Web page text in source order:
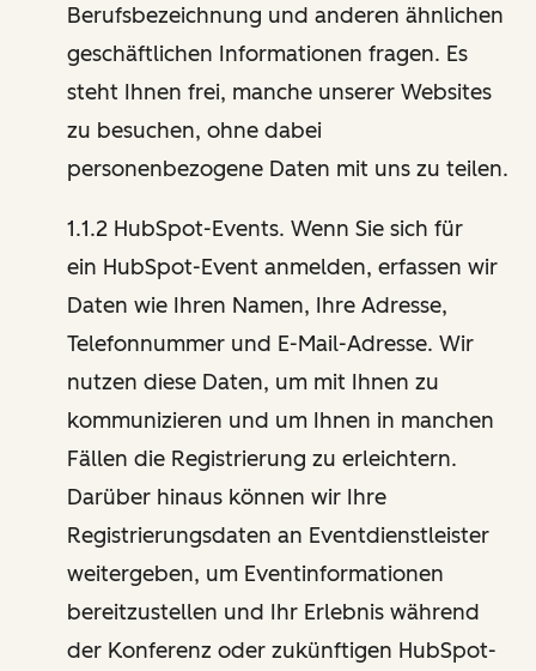
Berufsbezeichnung und anderen ähnlichen
geschäftlichen Informationen fragen. Es
steht Ihnen frei, manche unserer Websites
zu besuchen, ohne dabei
personenbezogene Daten mit uns zu teilen.
1.1.2 HubSpot-Events. Wenn Sie sich für
ein HubSpot-Event anmelden, erfassen wir
Daten wie Ihren Namen, Ihre Adresse,
Telefonnummer und E-Mail-Adresse. Wir
nutzen diese Daten, um mit Ihnen zu
kommunizieren und um Ihnen in manchen
Fällen die Registrierung zu erleichtern.
Darüber hinaus können wir Ihre
Registrierungsdaten an Eventdienstleister
weitergeben, um Eventinformationen
bereitzustellen und Ihr Erlebnis während
der Konferenz oder zukünftigen HubSpot-